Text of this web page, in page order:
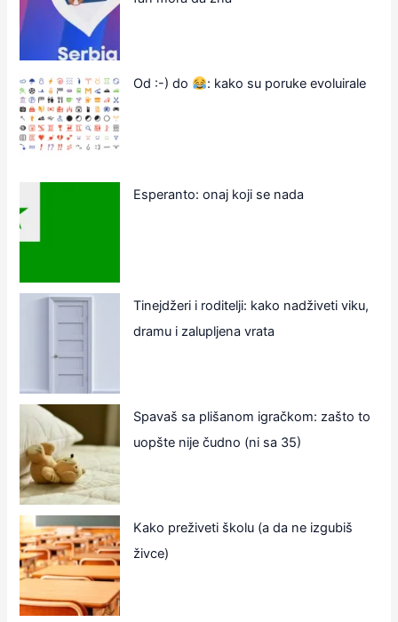
Od :-) do : kako su poruke evoluirale
Esperanto: onaj koji se nada
Tinejdžeri i roditelji: kako nadživeti viku,
dramu i zalupljena vrata
Spavaš sa plišanom igračkom: zašto to
uopšte nije čudno (ni sa 35)
Kako preživeti školu (a da ne izgubiš
živce)